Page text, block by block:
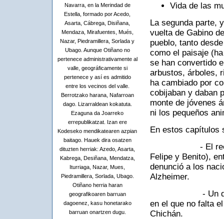
Navarra, en la Merindad de
Estella, formado por Acedo,
Asarta, Cábrega, Disiñana,
Mendaza, Mirafuentes, Mués,
Nazar, Piedramillera, Sorlada y
Ubago. Aunque Otiñano no
pertenece administrativamente al
valle, geográficamente si
pertenece y así es admitido
entre los vecinos del valle.
Berrotzako harana, Nafarroan
dago. Lizarraldean kokatuta.
Ezaguna da Joarreko
errepublikatzat. Izan ere
Kodeseko mendikatearen azpian
baitago. Hauek dira osatzen
dituzten herriak: Azedo, Asarta,
Kabrega, Desiñana, Mendatza,
Iturriaga, Nazar, Mues,
Piedramillera, Sorlada, Ubago.
Otiñano herria haran
geografikoaren barruan
dagoenez, kasu honetarako
barruan onartzen dugu.
Vida de las
La segunda parte,
vuelta de Gabino
pueblo, tanto
como el paisaje
se han convertido
arbustos, árboles,
ha cambiado por
cobijaban y daban
monte de jóvenes
ni los pequeños
En estos capítulos
- El
Felipe y Benito),
denunció a los
Alzheimer.
- Un día de
en el que no falta
Chichán.